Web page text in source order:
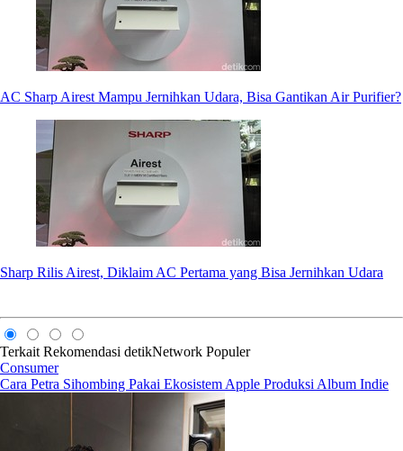
AC Sharp Airest Mampu Jernihkan Udara, Bisa Gantikan Air Purifier?
Sharp Rilis Airest, Diklaim AC Pertama yang Bisa Jernihkan Udara
Terkait Rekomendasi detikNetwork Populer
Consumer
Cara Petra Sihombing Pakai Ekosistem Apple Produksi Album Indie